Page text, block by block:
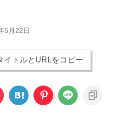
5月22日
イトルとURLをコピー